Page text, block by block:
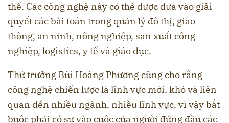
thể. Các công nghệ này có thể được đưa vào giải
quyết các bài toán trong quản lý đô thị, giao
thông, an ninh, nông nghiệp, sản xuất công
nghiệp, logistics, y tế và giáo dục.
Thứ trưởng Bùi Hoàng Phương cũng cho rằng
công nghệ chiến lược là lĩnh vực mới, khó và liên
quan đến nhiều ngành, nhiều lĩnh vực, vì vậy bắt
buộc phải có sự vào cuộc của người đứng đầu các